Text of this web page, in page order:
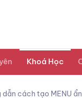
Khoá Học
dẫn cách tạo MENU